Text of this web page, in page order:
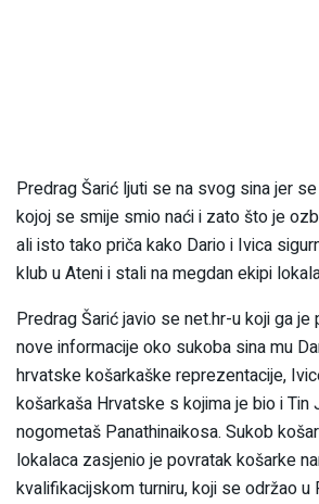
Predrag Šarić ljuti se na svog sina jer
kojoj se smije smio naći i zato što je
ali isto tako priča kako Dario i Ivica
klub u Ateni i stali na megdan ekipi
Predrag Šarić javio se net.hr-u koji ga je
nove informacije oko sukoba sina mu
hrvatske košarkaške reprezentacije,
košarkaša Hrvatske s kojima je bio i Tin
nogometaš Panathinaikosa. Sukob
lokalaca zasjenio je povratak košarke
kvalifikacijskom turniru, koji se održao u